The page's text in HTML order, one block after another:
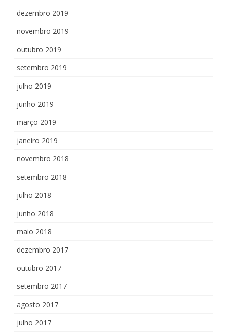
dezembro 2019
novembro 2019
outubro 2019
setembro 2019
julho 2019
junho 2019
março 2019
janeiro 2019
novembro 2018
setembro 2018
julho 2018
junho 2018
maio 2018
dezembro 2017
outubro 2017
setembro 2017
agosto 2017
julho 2017